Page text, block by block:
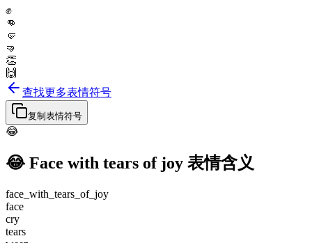
✊
👊
🤛
🤜
👏
🙌
查找更多表情符号
复制表情符号
😂
😂 Face with tears of joy 表情含义
face_with_tears_of_joy
face
cry
tears